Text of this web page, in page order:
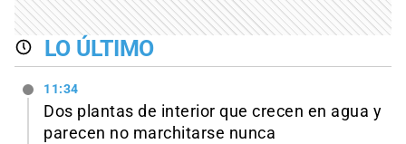
LO ÚLTIMO
11:34
Dos plantas de interior que crecen en agua y
parecen no marchitarse nunca